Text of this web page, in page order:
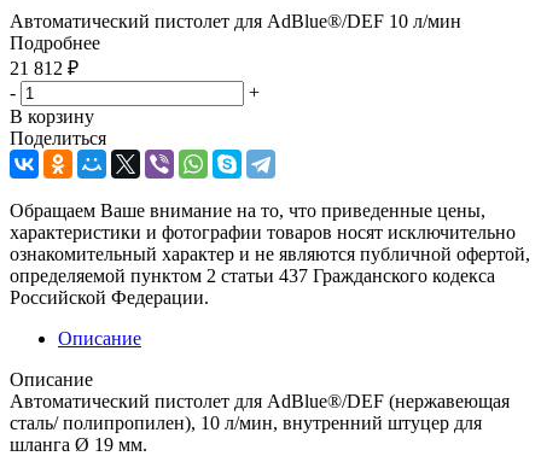
Автоматический пистолет для AdBlue®/DEF 10 л/мин
Подробнее
21 812 ₽
-
+
В корзину
Поделиться
Обращаем Ваше внимание на то, что приведенные цены,
характеристики и фотографии товаров носят исключительно
ознакомительный характер и не являются публичной офертой,
определяемой пунктом 2 статьи 437 Гражданского кодекса
Российской Федерации.
Описание
Описание
Автоматический пистолет для AdBlue®/DEF (нержавеющая
сталь/ полипропилен), 10 л/мин, внутренний штуцер для
шланга Ø 19 мм.